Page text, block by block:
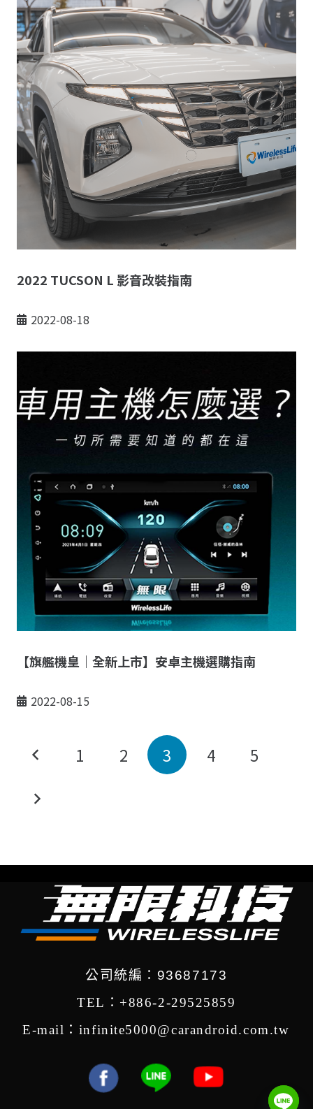
2022 TUCSON L 影音改裝指南
2022-08-18
【旗艦機皇｜全新上市】安卓主機選購指南
2022-08-15
1 2 3 4 5
公司統編：93687173
TEL：+886-2-29525859
E-mail：infinite5000@carandroid.com.tw